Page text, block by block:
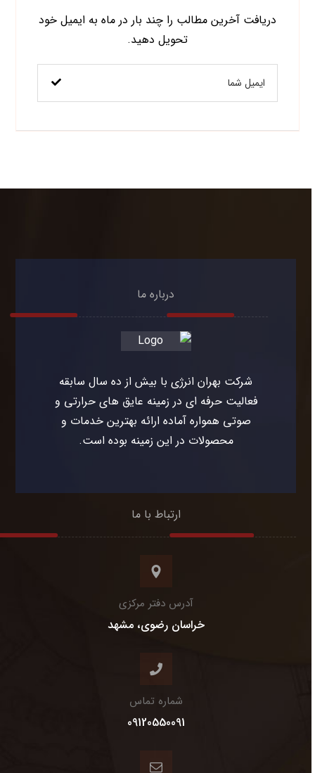
دریافت آخرین مطالب را چند بار در ماه به ایمیل خود
تحویل دهید.
درباره ما
شرکت بهران انرژی با بیش از ده سال سابقه
فعالیت حرفه ای در زمینه عایق های حرارتی و
صوتی همواره آماده ارائه بهترین خدمات و
محصولات در این زمینه بوده است.
ارتباط با ما
آدرس دفتر مرکزی
خراسان رضوی، مشهد
شماره تماس
09120550091